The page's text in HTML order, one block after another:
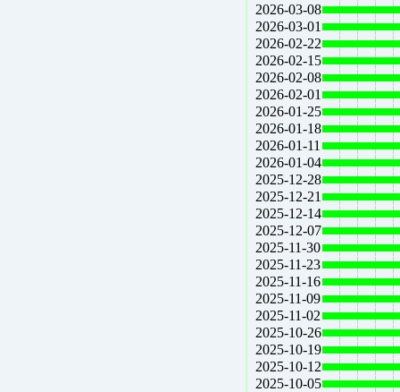
2026-03-08
2026-03-01
2026-02-22
2026-02-15
2026-02-08
2026-02-01
2026-01-25
2026-01-18
2026-01-11
2026-01-04
2025-12-28
2025-12-21
2025-12-14
2025-12-07
2025-11-30
2025-11-23
2025-11-16
2025-11-09
2025-11-02
2025-10-26
2025-10-19
2025-10-12
2025-10-05